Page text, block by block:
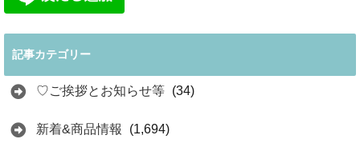
記事カテゴリー
♡ご挨拶とお知らせ等 (34)
新着&商品情報 (1,694)